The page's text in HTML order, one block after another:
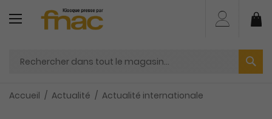
contenu
Accueil Actualité Actualité internationale